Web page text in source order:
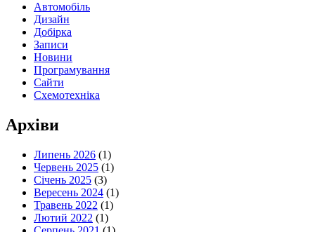
Автомобіль
Дизайн
Добірка
Записи
Новини
Програмування
Сайти
Схемотехніка
Архіви
Липень 2026 (1)
Червень 2025 (1)
Січень 2025 (3)
Вересень 2024 (1)
Травень 2022 (1)
Лютий 2022 (1)